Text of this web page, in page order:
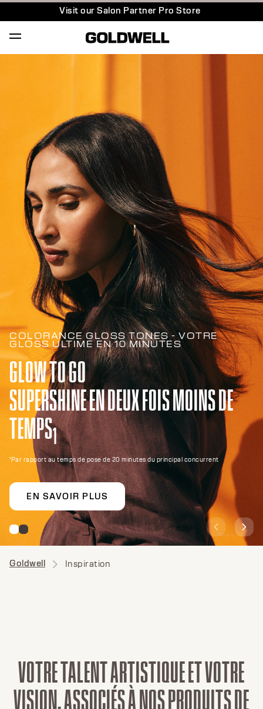
Visit our Salon Partner Pro Store
COLORANCE GLOSS TONES - VOTRE
GLOSS ULTIME EN 10 MINUTES
GLOW TO GO
SUPERSHINE EN DEUX FOIS MOINS DE
TEMPS1
¹Par rapport au temps de pose de 20 minutes du principal concurrent
EN SAVOIR PLUS
Goldwell Inspiration
VOTRETALENTARTISTIQUEETVOTRE
VISION,ASSOCIÉSÀNOSPRODUITSDE